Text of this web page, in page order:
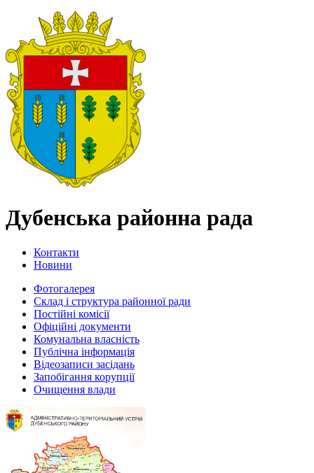
Дубенська районна рада
Контакти
Новини
Фотогалерея
Склад і структура районної ради
Постійні комісії
Офіційні документи
Комунальна власність
Публічна інформація
Відеозаписи засідань
Запобігання корупції
Очищення влади